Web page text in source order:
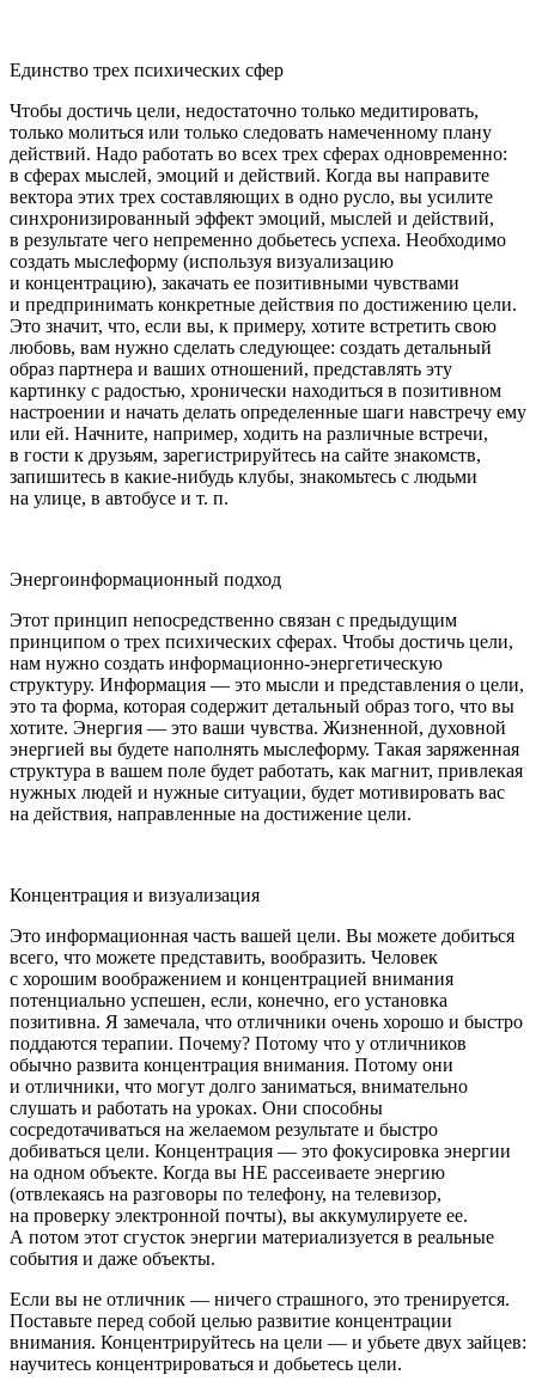
Единство трех психических сфер
Чтобы достичь цели, недостаточно только медитировать,
только молиться или только следовать намеченному плану
действий. Надо работать во всех трех сферах одновременно:
в сферах мыслей, эмоций и действий. Когда вы направите
вектора этих трех составляющих в одно русло, вы усилите
синхронизированный эффект эмоций, мыслей и действий,
в результате чего непременно добьетесь успеха. Необходимо
создать мыслеформу (используя визуализацию
и концентрацию), закачать ее позитивными чувствами
и предпринимать конкретные действия по достижению цели.
Это значит, что, если вы, к примеру, хотите встретить свою
любовь, вам нужно сделать следующее: создать детальный
образ партнера и ваших отношений, представлять эту
картинку с радостью, хронически находиться в позитивном
настроении и начать делать определенные шаги навстречу ему
или ей. Начните, например, ходить на различные встречи,
в гости к друзьям, зарегистрируйтесь на сайте знакомств,
запишитесь в какие-нибудь клубы, знакомьтесь с людьми
на улице, в автобусе и т. п.
Энергоинформационный подход
Этот принцип непосредственно связан с предыдущим
принципом о трех психических сферах. Чтобы достичь цели,
нам нужно создать информационно-энергетическую
структуру. Информация — это мысли и представления о цели,
это та форма, которая содержит детальный образ того, что вы
хотите. Энергия — это ваши чувства. Жизненной, духовной
энергией вы будете наполнять мыслеформу. Такая заряженная
структура в вашем поле будет работать, как магнит, привлекая
нужных людей и нужные ситуации, будет мотивировать вас
на действия, направленные на достижение цели.
Концентрация и визуализация
Это информационная часть вашей цели. Вы можете добиться
всего, что можете представить, вообразить. Человек
с хорошим воображением и концентрацией внимания
потенциально успешен, если, конечно, его установка
позитивна. Я замечала, что отличники очень хорошо и быстро
поддаются терапии. Почему? Потому что у отличников
обычно развита концентрация внимания. Потому они
и отличники, что могут долго заниматься, внимательно
слушать и работать на уроках. Они способны
сосредотачиваться на желаемом результате и быстро
добиваться цели. Концентрация — это фокусировка энергии
на одном объекте. Когда вы НЕ рассеиваете энергию
(отвлекаясь на разговоры по телефону, на телевизор,
на проверку электронной почты), вы аккумулируете ее.
А потом этот сгусток энергии материализуется в реальные
события и даже объекты.
Если вы не отличник — ничего страшного, это тренируется.
Поставьте перед собой целью развитие концентрации
внимания. Концентрируйтесь на цели — и убьете двух зайцев:
научитесь концентрироваться и добьетесь цели.